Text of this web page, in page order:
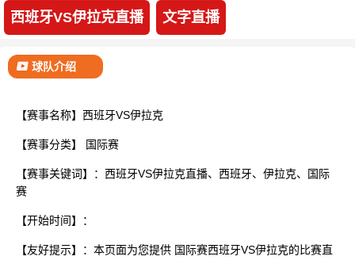
西班牙VS伊拉克直播 文字直播
球队介绍
【赛事名称】西班牙VS伊拉克
【赛事分类】 国际赛
【赛事关键词】：西班牙VS伊拉克直播、西班牙、伊拉克、国际
赛
【开始时间】：
【友好提示】：本页面为您提供 国际赛西班牙VS伊拉克的比赛直